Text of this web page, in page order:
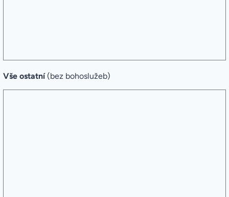
Vše ostatní (bez bohoslužeb)